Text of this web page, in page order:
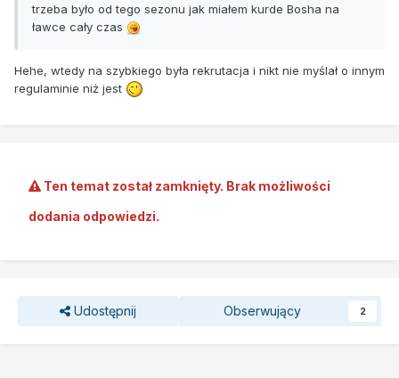
trzeba było od tego sezonu jak miałem kurde Bosha na
ławce cały czas
Hehe, wtedy na szybkiego była rekrutacja i nikt nie myślał o innym
regulaminie niż jest
Ten temat został zamknięty. Brak możliwości
dodania odpowiedzi.
Udostępnij Obserwujący 2